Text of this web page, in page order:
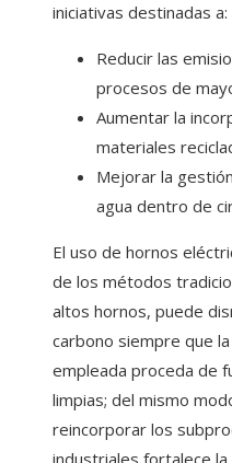
iniciativas destinadas a:
Reducir las
procesos de
Aumentar la
materiales
Mejorar la
agua dentro de
El uso de hornos
de los métodos
altos hornos, puede
carbono siempre que
empleada proceda de
limpias; del mismo
reincorporar los